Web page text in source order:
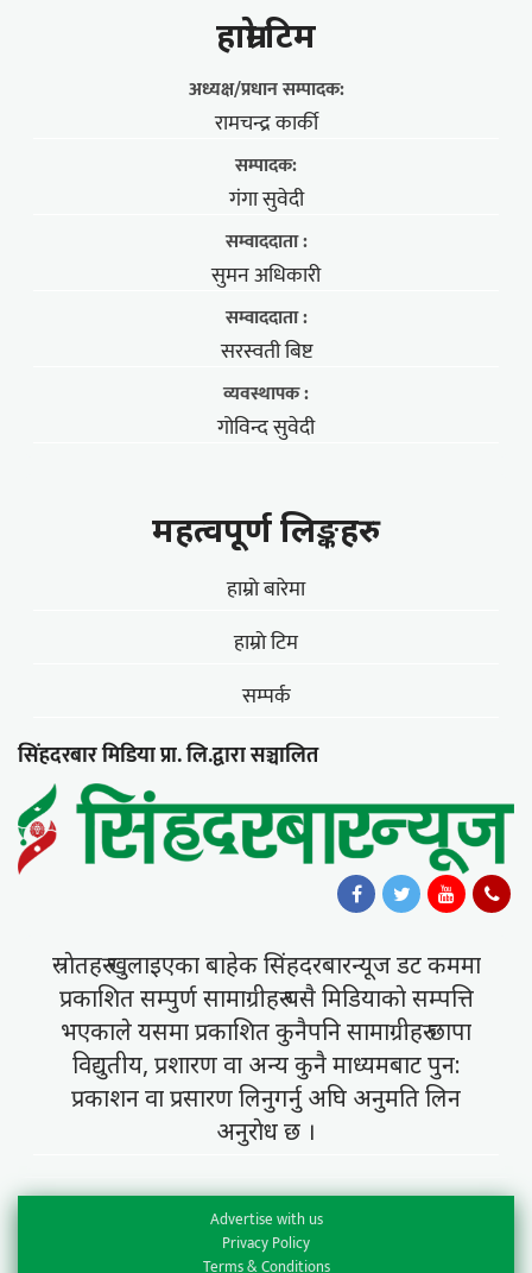
हाम्राे टिम
अध्यक्ष/प्रधान सम्पादक:
रामचन्द्र कार्की
सम्पादक:
गंगा सुवेदी
सम्वाददाता :
सुमन अधिकारी
सम्वाददाता :
सरस्वती बिष्ट
व्यवस्थापक :
गोविन्द सुवेदी
महत्वपूर्ण लिङ्कहरु
हाम्राे बारेमा
हाम्राे टिम
सम्पर्क
सिंहदरबार मिडिया प्रा. लि.द्वारा सञ्चालित
स्राेतहरु खुलाइएका बाहेक सिंहदरबारन्यूज डट कममा
प्रकाशित सम्पुर्ण सामाग्रीहरु यसै मिडियाकाे सम्पत्ति
भएकाले यसमा प्रकाशित कुनैपनि सामाग्रीहरु छापा
विद्युतीय, प्रशारण वा अन्य कुनै माध्यमबाट पुन:
प्रकाशन वा प्रसारण लिनुगर्नु अघि अनुमति लिन
अनुराेध छ ।
Advertise with us
Privacy Policy
Terms & Conditions